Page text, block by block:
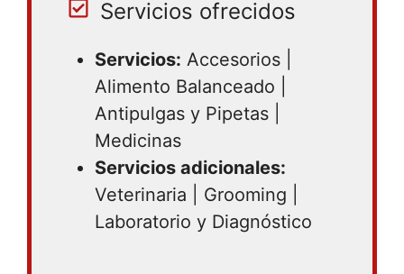
Servicios ofrecidos
Servicios: Accesorios |
Alimento Balanceado |
Antipulgas y Pipetas |
Medicinas
Servicios adicionales:
Veterinaria | Grooming |
Laboratorio y Diagnóstico